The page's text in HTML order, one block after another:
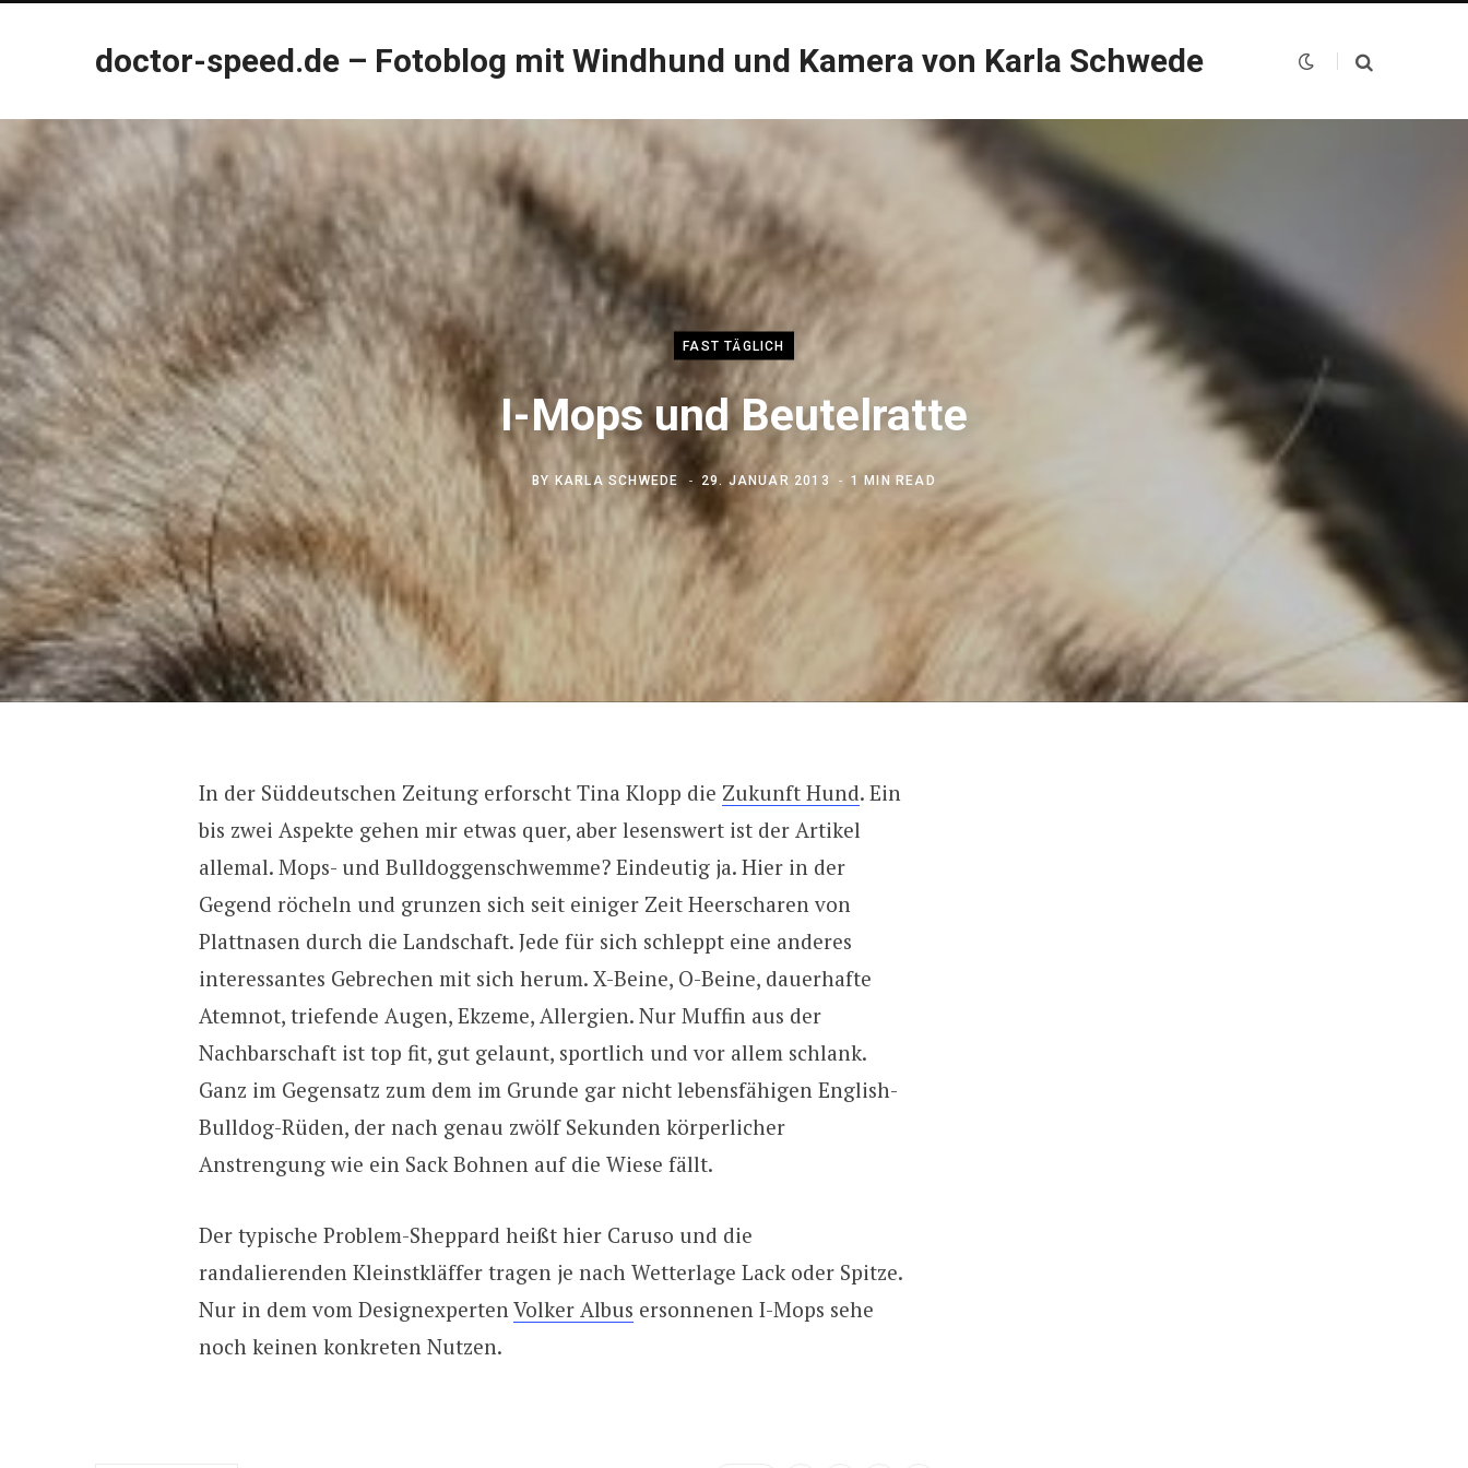
doctor-speed.de – Fotoblog mit Windhund und Kamera von Karla Schwede
FAST TÄGLICH
I-Mops und Beutelratte
BY KARLA SCHWEDE 29. JANUAR 2013 1 MIN READ
In der Süddeutschen Zeitung erforscht Tina Klopp die Zukunft Hund. Ein
bis zwei Aspekte gehen mir etwas quer, aber lesenswert ist der Artikel
allemal. Mops- und Bulldoggenschwemme? Eindeutig ja. Hier in der
Gegend röcheln und grunzen sich seit einiger Zeit Heerscharen von
Plattnasen durch die Landschaft. Jede für sich schleppt eine anderes
interessantes Gebrechen mit sich herum. X-Beine, O-Beine, dauerhafte
Atemnot, triefende Augen, Ekzeme, Allergien. Nur Muffin aus der
Nachbarschaft ist top fit, gut gelaunt, sportlich und vor allem schlank.
Ganz im Gegensatz zum dem im Grunde gar nicht lebensfähigen English-
Bulldog-Rüden, der nach genau zwölf Sekunden körperlicher
Anstrengung wie ein Sack Bohnen auf die Wiese fällt.
Der typische Problem-Sheppard heißt hier Caruso und die
randalierenden Kleinstkläffer tragen je nach Wetterlage Lack oder Spitze.
Nur in dem vom DesignexpertenVolker Albus ersonnenen I-Mops sehe
noch keinen konkreten Nutzen.